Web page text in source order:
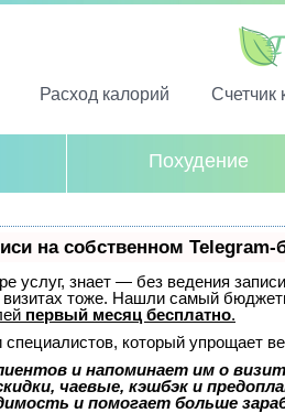
Расход калорий Счетчик
Похудение
на собственном Telegram-
услуг, знает — без ведения
визитах тоже. Нашли самый
первый месяц бесплатно.
который упрощает
и напоминает им о
чаевые, кэшбэк и
и помогает больше